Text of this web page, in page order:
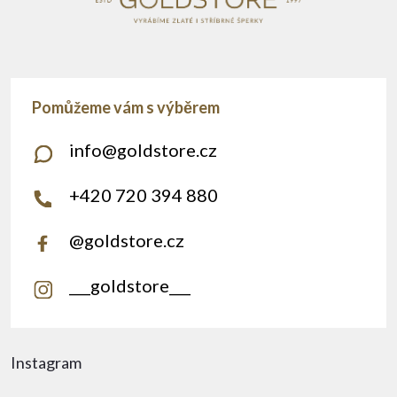
Instagram
info@goldstore.cz
+420 720 394 880
@goldstore.cz
___goldstore___